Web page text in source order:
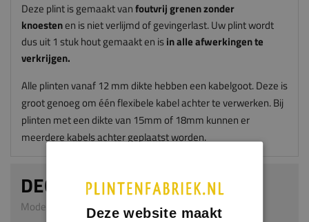
Deze plint is gemaakt vanfoutvrij grenen zonder
knoestenen is niet verlijmd of gevingerlast. Uw plint wordt
dus uit 1 stuk hout gemaakt en isin alle afwerkingen te
verkrijgen.
Alle plinten vanaf 12 mm dikte hebben een kabelgoot. Deze is
groot genoeg om één flexibele kabel achter te verwerken. Bij
plinten met een dikte van 15mm of 18mm kunnen er
meerdere kabels achter geplaatst worden.
DECOPLINT
Model G306 | 15 x 90 mm | Grenen
Deze website maakt